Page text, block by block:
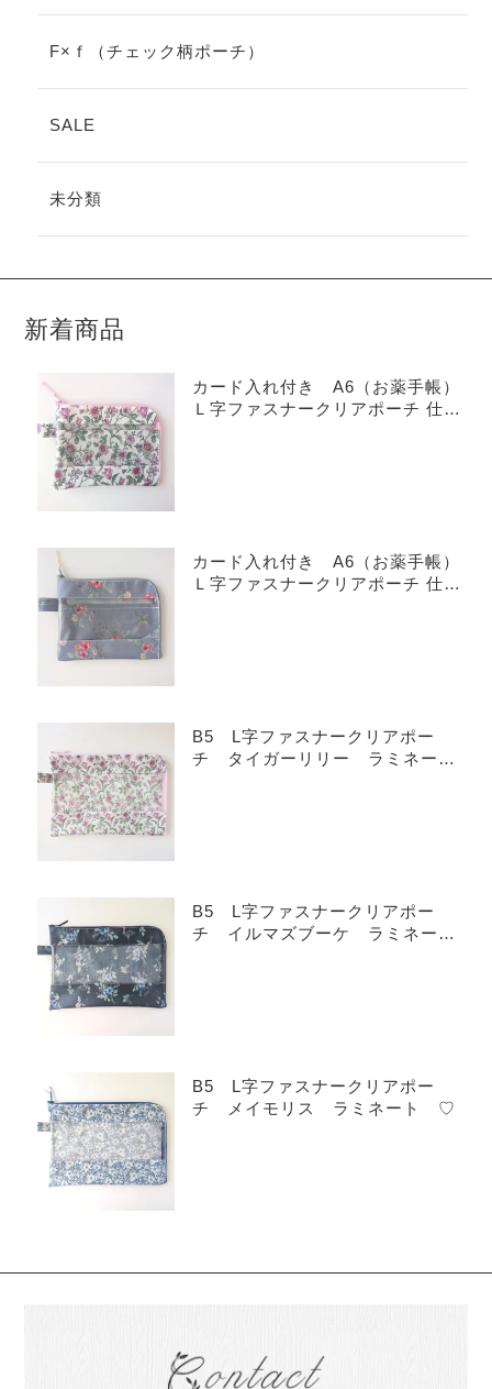
F×ｆ（チェック柄ポーチ）
SALE
未分類
新着商品
カード入れ付き A6（お薬手帳）
Ｌ字ファスナークリアポーチ 仕切
カード入れ付き A6（お薬手帳）
Ｌ字ファスナークリアポーチ 仕切
B5 L字ファスナークリアポー
チ タイガーリリー ラミネー
B5 L字ファスナークリアポー
チ イルマズブーケ ラミネー
B5 L字ファスナークリアポー
チ メイモリス ラミネート ♡